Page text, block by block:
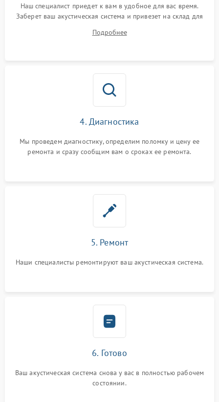
Наш специалист приедет к вам в удобное для вас время.
Заберет ваш акустическая система и привезет на склад для
Подробнее
4. Диагностика
Мы проведем диагностику, определим поломку и цену ее
ремонта и сразу сообщим вам о сроках ее ремонта.
5. Ремонт
Наши специалисты ремонтируют ваш акустическая система.
6. Готово
Ваш акустическая система снова у вас в полностью рабочем
состоянии.